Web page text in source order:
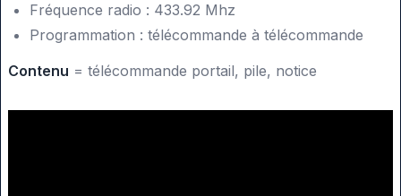
Fréquence radio : 433.92 Mhz
Programmation : télécommande à télécommande
Contenu = télécommande portail, pile, notice